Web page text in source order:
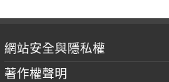
網站安全與隱私權
著作權聲明